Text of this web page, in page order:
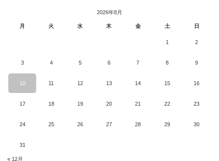
2026年8月
月 火 水 木 金 土 日
1 2
3 4 5 6 7 8 9
10 11 12 13 14 15 16
17 18 19 20 21 22 23
24 25 26 27 28 29 30
31
« 12月